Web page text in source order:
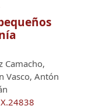
Camacho,
Vasco, Antón